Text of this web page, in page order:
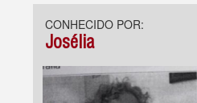
CONHECIDO POR:
Josélia